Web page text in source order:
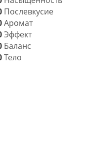
Послевкусие
Аромат
Эффект
Баланс
Тело